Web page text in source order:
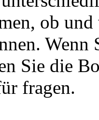
ob
Wenn
Sie die
fragen.